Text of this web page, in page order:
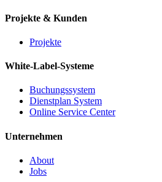
Projekte & Kunden
Projekte
White-Label-Systeme
Buchungssystem
Dienstplan System
Online Service Center
Unternehmen
About
Jobs